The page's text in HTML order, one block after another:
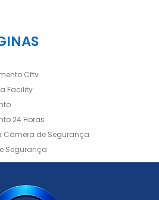
Cftv
Facility
24 Horas
Câmera de Segurança
Segurança
Empresa de Facilities
de Câmeras de Segurança